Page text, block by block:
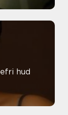
hud